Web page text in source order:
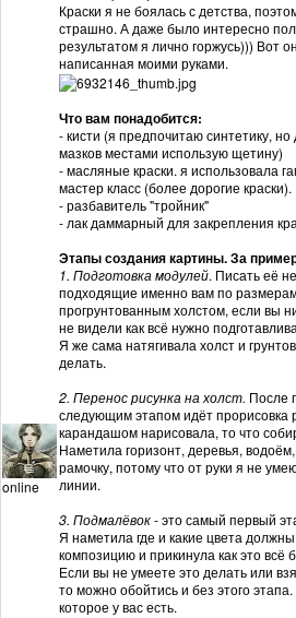
online
Краски я не боялась с детства,
страшно. А даже было интересно
результатом я лично горжусь))) Вот
написанная моими руками.
Что вам понадобится:
- кисти (я предпочитаю синтетику,
мазков местами использую щетину)
- масляные краски. я использовала
мастер класс (более дорогие краски).
- разбавитель "тройник"
- лак даммарный для закрепления
Этапы создания картины. За
1. Подготовка модулей. Писать её
подходящие именно вам по
прогрунтованным холстом, если вы
не видели как всё нужно
Я же сама натягивала холст и
делать.
2. Перенос рисунка на холст. После
следующим этапом идёт прорисовка
карандашом нарисовала, то что
Наметила горизонт, деревья,
рамочку, потому что от руки я не
линии.
3. Подмалёвок- это самый первый
Я наметила где и какие цвета
композицию и прикинула как это всё
Если вы не умеете это делать или
то можно обойтись и без этого
которое у вас есть.